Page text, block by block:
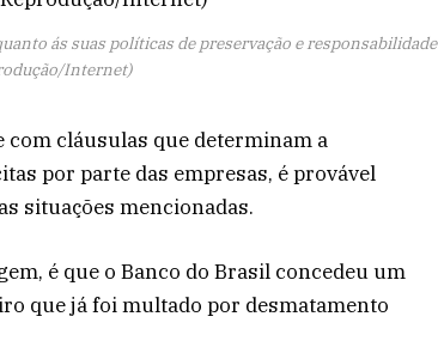
ás suas políticas de preservação e responsabilidade
Internet)
com cláusulas que determinam a
por parte das empresas, é provável
situações mencionadas.
é que o Banco do Brasil concedeu um
que já foi multado por desmatamento